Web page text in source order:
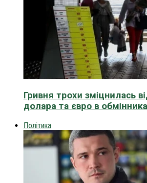
Гривня трохи зміцнилась
долара та євро в
Політика